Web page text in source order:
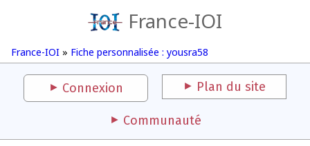
France-IOI
France-IOI » Fiche personnalisée : yousra58
Connexion Plan du site
Communauté